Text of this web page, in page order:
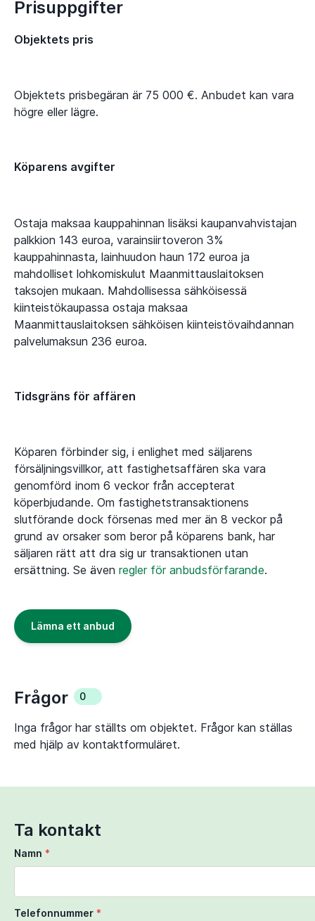
Prisuppgifter
Objektets pris
Objektets prisbegäran är 75 000 €. Anbudet kan vara
högre eller lägre.
Köparens avgifter
Ostaja maksaa kauppahinnan lisäksi kaupanvahvistajan
palkkion 143 euroa, varainsiirtoveron 3%
kauppahinnasta, lainhuudon haun 172 euroa ja
mahdolliset lohkomiskulut Maanmittauslaitoksen
taksojen mukaan. Mahdollisessa sähköisessä
kiinteistökaupassa ostaja maksaa
Maanmittauslaitoksen sähköisen kiinteistövaihdannan
palvelumaksun 236 euroa.
Tidsgräns för affären
Köparen förbinder sig, i enlighet med säljarens
försäljningsvillkor, att fastighetsaffären ska vara
genomförd inom 6 veckor från accepterat
köperbjudande. Om fastighetstransaktionens
slutförande dock försenas med mer än 8 veckor på
grund av orsaker som beror på köparens bank, har
säljaren rätt att dra sig ur transaktionen utan
ersättning. Se även regler för anbudsförfarande.
Lämna ett anbud
Frågor 0
Inga frågor har ställts om objektet. Frågor kan ställas
med hjälp av kontaktformuläret.
Ta kontakt
Namn *
Telefonnummer *